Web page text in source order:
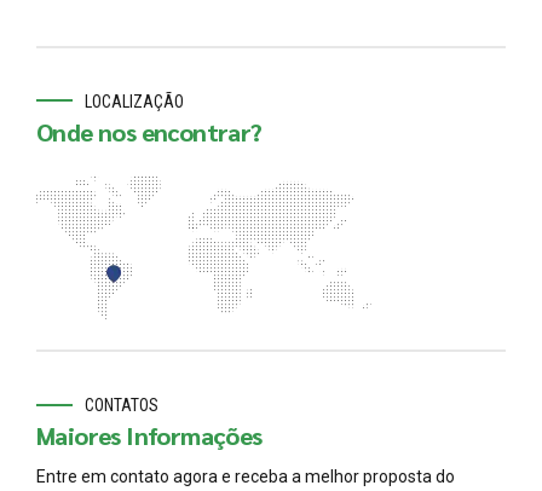
LOCALIZAÇÃO
Onde nos encontrar?
CONTATOS
Maiores Informações
Entre em contato agora e receba a melhor proposta do